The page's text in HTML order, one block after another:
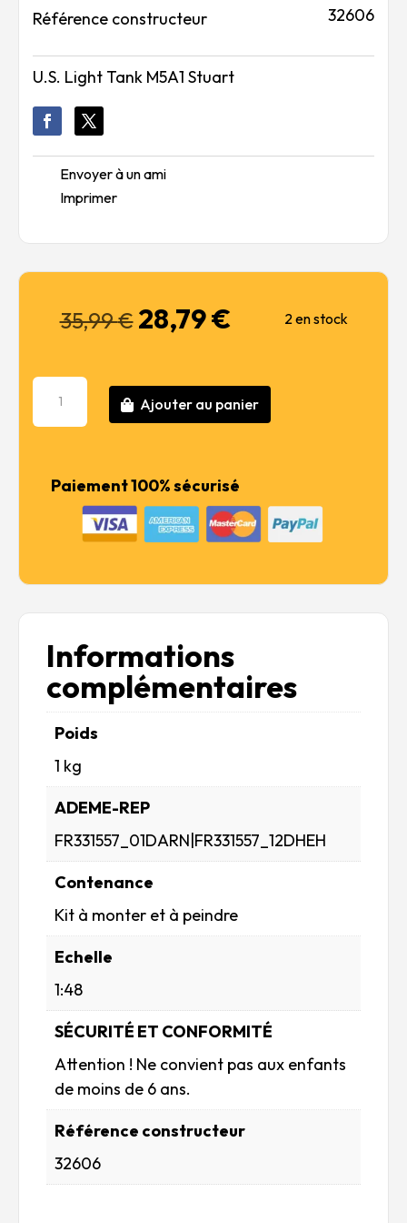
Référence constructeur 32606
U.S. Light Tank M5A1 Stuart
Envoyer à un ami
Imprimer
35,99€ Le
prix
était :
35,99 €.
28,79€Le
est :
28,79 €.
2 en stock
quantité
U.S.
M5A1
Ajouter au panier
Paiement 100% sécurisé
Informations
complémentaires
Poids
1 kg
ADEME-REP
FR331557_01DARN|FR331557_12DHEH
Contenance
Kit à monter et à peindre
Echelle
1:48
SÉCURITÉ ET CONFORMITÉ
Attention ! Ne convient pas aux enfants
de moins de 6 ans.
Référence constructeur
32606